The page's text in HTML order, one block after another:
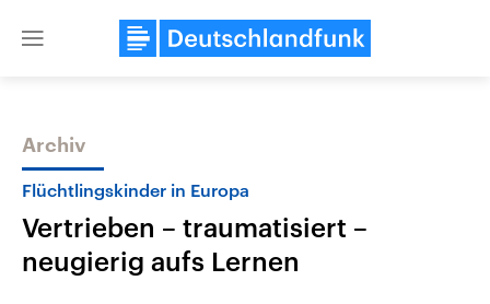
Close
Themen
Archiv
Flüchtlingskinder in Europa
Vertrieben – traumatisiert –
neugierig aufs Lernen